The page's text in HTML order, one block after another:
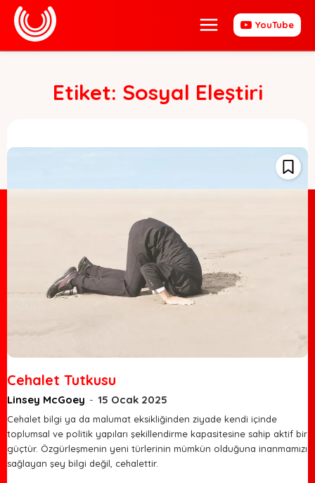
YouTube
Etiket: Sosyal Eleştiri
Cehalet Tutkusu
Linsey McGoey - 15 Ocak 2025
Cehalet bilgi ya da malumat eksikliğinden ziyade kendi içinde
toplumsal ve politik yapıları şekillendirme kapasitesine sahip aktif bir
güçtür. Özgürleşmenin yeni türlerinin mümkün olduğuna inanmamızı
sağlayan şey bilgi değil, cehalettir.